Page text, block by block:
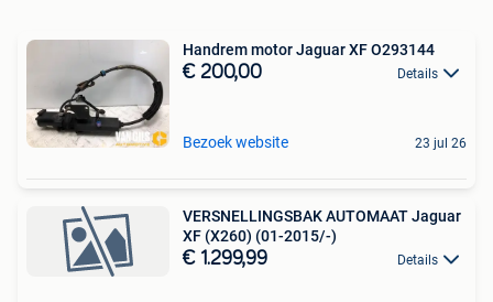
Handrem motor Jaguar XF O293144
€ 200,00 Details
Bezoek website 23 jul 26
VERSNELLINGSBAK AUTOMAAT Jaguar
XF (X260) (01-2015/-)
€ 1.299,99 Details